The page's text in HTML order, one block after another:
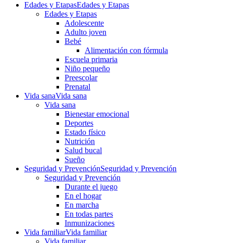
Edades y EtapasEdades y Etapas
Edades y Etapas
Adolescente
Adulto joven
Bebé
Alimentación con fórmula
Escuela primaria
Niño pequeño
Preescolar
Prenatal
Vida sanaVida sana
Vida sana
Bienestar emocional
Deportes
Estado físico
Nutrición
Salud bucal
Sueño
Seguridad y PrevenciónSeguridad y Prevención
Seguridad y Prevención
Durante el juego
En el hogar
En marcha
En todas partes
Inmunizaciones
Vida familiarVida familiar
Vida familiar